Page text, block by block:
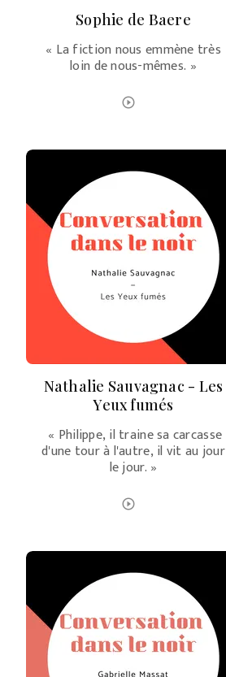
Sophie de Baere
« La fiction nous emmène très
loin de nous-mêmes. »
play_circle_outline
Nathalie Sauvagnac - Les
Yeux fumés
« Philippe, il traine sa carcasse
d'une tour à l'autre, il vit au jour
le jour. »
play_circle_outline